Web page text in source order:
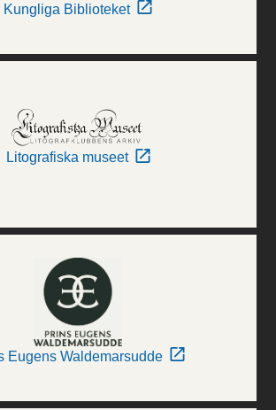
Kungliga Biblioteket
Litografiska museet
Eugens Waldemarsudde